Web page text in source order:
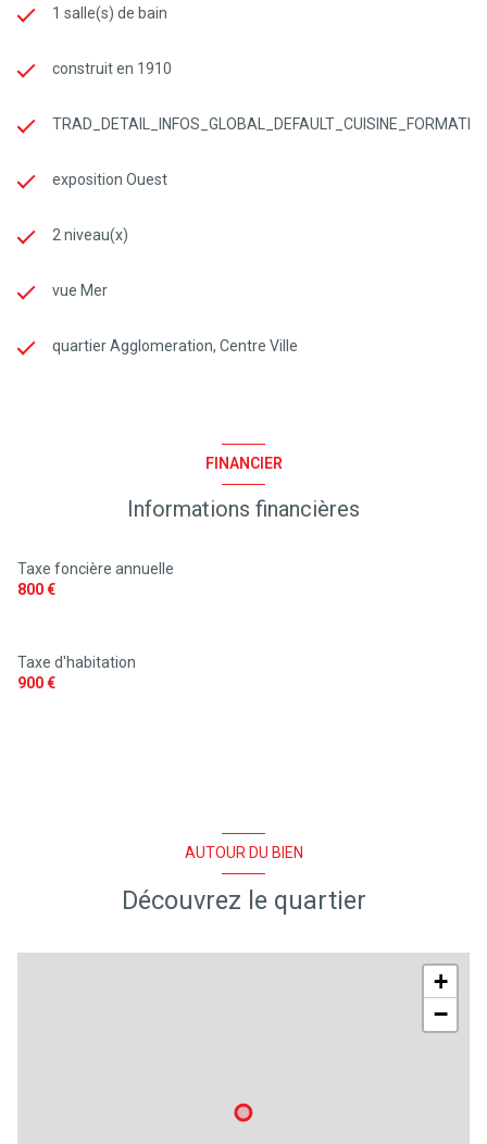
1 salle(s) de bain
construit en 1910
exposition Ouest
2 niveau(x)
vue Mer
quartier Agglomeration, Centre Ville
FINANCIER
Informations financières
Taxe foncière annuelle
800 €
Taxe d'habitation
900 €
AUTOUR DU BIEN
Découvrez le quartier
+
−